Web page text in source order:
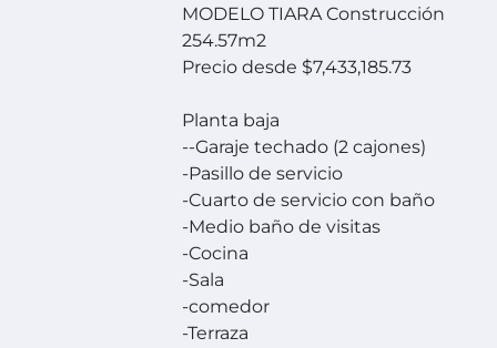
MODELO TIARA Construcción
254.57m2
Precio desde $7,433,185.73
Planta baja
--Garaje techado (2 cajones)
-Pasillo de servicio
-Cuarto de servicio con baño
-Medio baño de visitas
-Cocina
-Sala
-comedor
-Terraza